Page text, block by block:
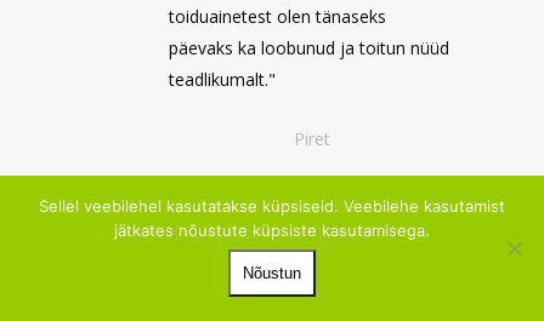
toiduainetest olen tänaseks
päevaks ka loobunud ja toitun nüüd
teadlikumalt."
Piret
"FiguraGen Weight test näitas
mulle, mis toiduained aitavad mul
Sellel veebilehel kasutatakse küpsiseid. Veebilehe kasutamist
jätkates nõustute küpsiste kasutamisega.
Nõustun